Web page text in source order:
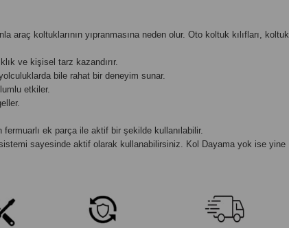
araç koltuklarının yıpranmasına neden olur. Oto koltuk kılıfları, koltuk
ve kişisel tarz kazandırır.
bile rahat bir deneyim sunar.
etkiler.
ek parça ile aktif bir şekilde kullanılabilir.
sayesinde aktif olarak kullanabilirsiniz. Kol Dayama yok ise yine